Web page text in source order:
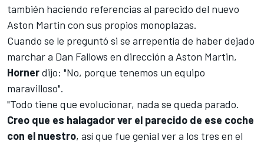
también haciendo referencias al parecido del nuevo
Aston Martin con sus propios monoplazas.
Cuando se le preguntó si se arrepentía de haber dejado
marchar a Dan Fallows en dirección a Aston Martin,
Hornerdijo: "No, porque tenemos un equipo
maravilloso".
"Todo tiene que evolucionar, nada se queda parado.
Creo que es halagador ver el parecido de ese coche
con el nuestro, así que fue genial ver a los tres en el